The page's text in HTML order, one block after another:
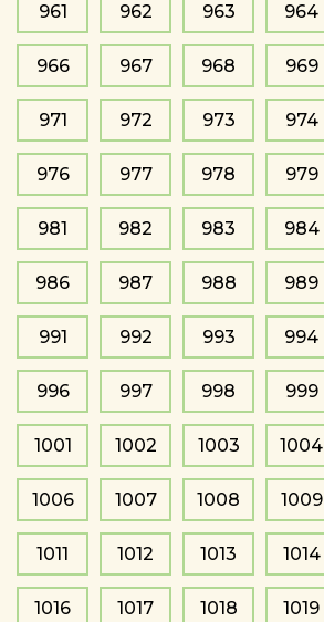
961 962 963 964
966 967 968 969
971 972 973 974
976 977 978 979
981 982 983 984
986 987 988 989
991 992 993 994
996 997 998 999
1001 1002 1003 1004
1006 1007 1008 1009
1011 1012 1013 1014
1016 1017 1018 1019